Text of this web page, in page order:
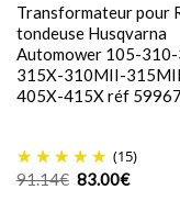
Transformateur pour
tondeuse Husqvarna
Automower 105-
315X-310MII-
405X-415X réf
(15)
91.14€ Le
prix
83.00€Le
prix